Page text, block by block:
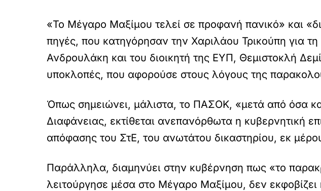
«Το Μέγαρο Μαξίμου τελεί σε προφανή πανικό» και
πηγές, που κατηγόρησαν την Χαριλάου Τρικούπη για
Ανδρουλάκη και του διοικητή της ΕΥΠ, Θεμιστοκλή
υποκλοπές, που αφορούσε στους λόγους της
Όπως σημειώνει, μάλιστα, το ΠΑΣΟΚ, «μετά από όσα
Διαφάνειας, εκτίθεται ανεπανόρθωτα η κυβερνητική
απόφασης του ΣτΕ, του ανωτάτου δικαστηρίου, εκ
Παράλληλα, διαμηνύει στην κυβέρνηση πως «το
λειτούργησε μέσα στο Μέγαρο Μαξίμου, δεν